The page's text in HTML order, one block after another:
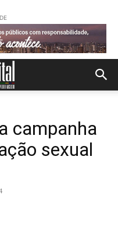
campanha
sexual